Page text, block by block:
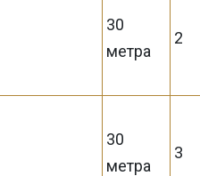
30
метра
2
30
метра
3